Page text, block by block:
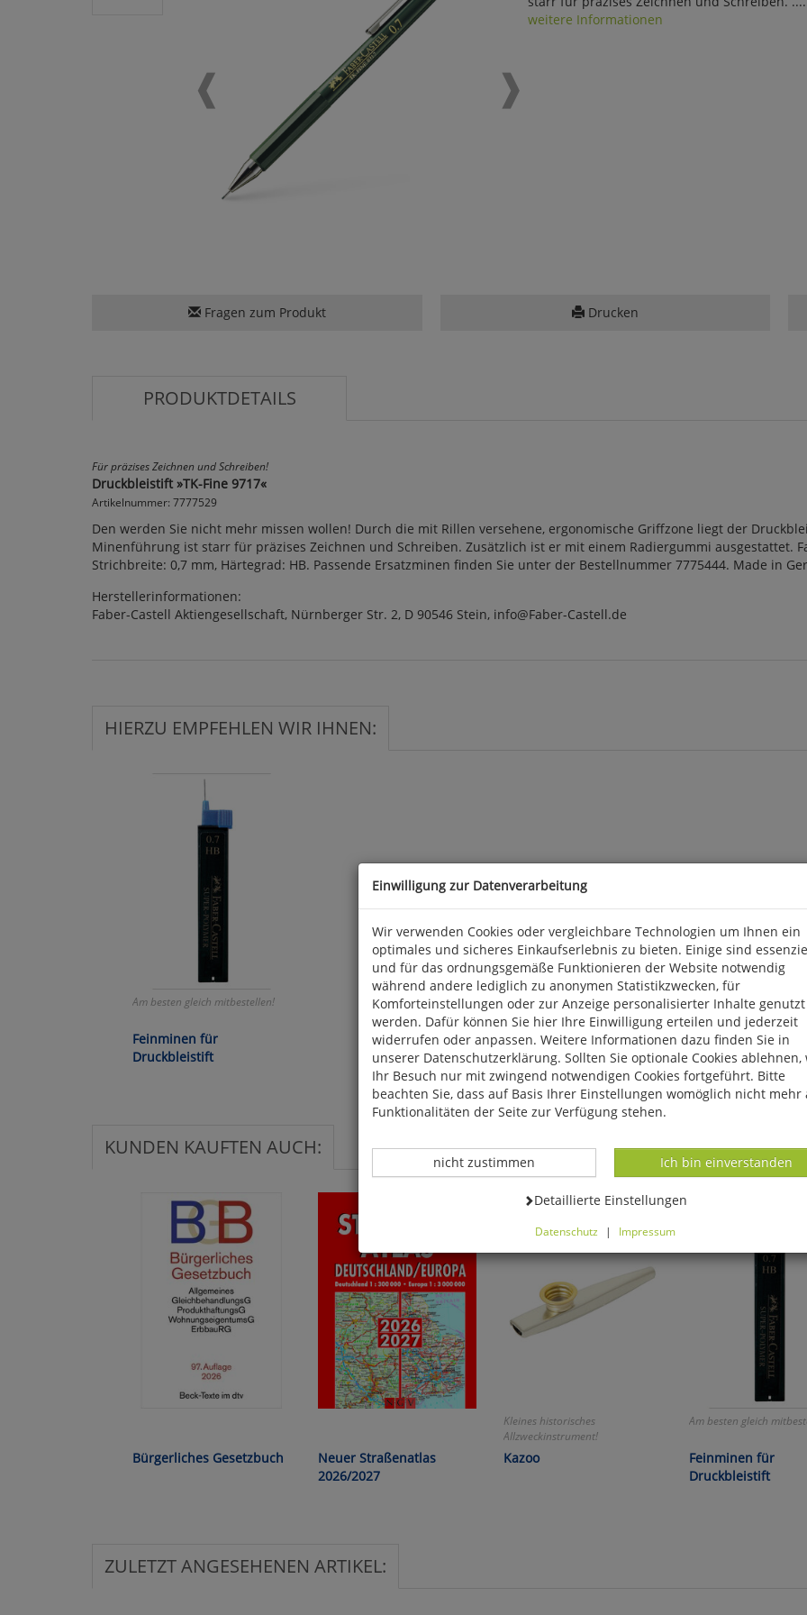
weitere Informationen
Fragen zum Produkt Drucken
PRODUKTDETAILS
Für präzises Zeichnen und Schreiben!
Druckbleistift »TK-Fine 9717«
Artikelnummer: 7777529
Den werden Sie nicht mehr missen wollen! Durch die mit Rillen versehene, ergonomische Griffzone liegt der
Minenführung ist starr für präzises Zeichnen und Schreiben. Zusätzlich ist er mit einem Radiergummi ausgestattet.
Strichbreite: 0,7 mm, Härtegrad: HB. Passende Ersatzminen finden Sie unter der Bestellnummer 7775444. Made in
Herstellerinformationen:
Faber-Castell Aktiengesellschaft, Nürnberger Str. 2, D 90546 Stein, info@Faber-Castell.de
HIERZU EMPFEHLEN WIR IHNEN:
Am besten gleich mitbestellen!
Feinminen für
Druckbleistift
KUNDEN KAUFTEN AUCH:
Bürgerliches Gesetzbuch
Neuer Straßenatlas
2026/2027
Kleines historisches
Allzweckinstrument!
Kazoo
Am besten gleich
Feinminen für
Druckbleistift
ZULETZT ANGESEHENEN ARTIKEL:
Einwilligung zur Datenverarbeitung
Wir verwenden Cookies oder vergleichbare Technologien um Ihnen ein
optimales und sicheres Einkaufserlebnis zu bieten. Einige sind
und für das ordnungsgemäße Funktionieren der Website notwendig
während andere lediglich zu anonymen Statistikzwecken, für
Komforteinstellungen oder zur Anzeige personalisierter Inhalte genutzt
werden. Dafür können Sie hier Ihre Einwilligung erteilen und jederzeit
widerrufen oder anpassen. Weitere Informationen dazu finden Sie in
unserer Datenschutzerklärung. Sollten Sie optionale Cookies ablehnen,
Ihr Besuch nur mit zwingend notwendigen Cookies fortgeführt. Bitte
beachten Sie, dass auf Basis Ihrer Einstellungen womöglich nicht mehr
Funktionalitäten der Seite zur Verfügung stehen.
Datenverarbeitung -
Ich bin einverstanden
Datenverarbeitung -
nicht zustimmen
Datenverarbeitung -
Detaillierte Einstellungen
Datenschutz | Impressum
Cookies ablehnen, wird Ihr Besuch nur mit zwingend notwendigen
fortgeführt. Bitte beachten Sie, dass auf Basis Ihrer Einstellungen
nicht mehr alle Funktionalitäten der Seite zur Verfügung stehen.
Selbstverständlich können Sie die Einstellungen jederzeit widerrufen
anpassen.
Komfortfunktionen
Warenkorb für nächsten Besuch speichern